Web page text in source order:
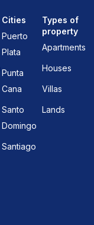
Cities
Puerto
Plata
Punta
Cana
Santo
Domingo
Santiago
Types of
property
Apartments
Houses
Villas
Lands